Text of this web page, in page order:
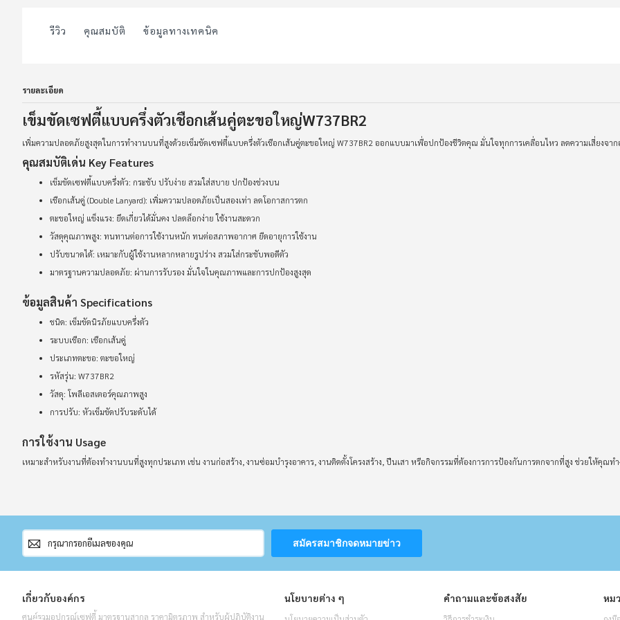
รีวิว คุณสมบัติ ข้อมูลทางเทคนิค
รายละเอียด
เข็มขัดเซฟตี้แบบครึ่งตัวเชือกเส้นคู่ตะขอใหญ่W737BR2
เพิ่มความปลอดภัยสูงสุดในการทำงานบนที่สูงด้วยเข็มขัดเซฟตี้แบบครึ่งตัวเชือกเส้นคู่ตะขอใหญ่ W737BR2 ออกแบบมาเพื่อปกป้องชีวิตคุณ มั่นใจทุกการเคลื่อนไหว ลดความเสี่ยงจา
คุณสมบัติเด่น Key Features
เข็มขัดเซฟตี้แบบครึ่งตัว: กระชับ ปรับง่าย สวมใส่สบาย ปกป้องช่วงบน
เชือกเส้นคู่ (Double Lanyard): เพิ่มความปลอดภัยเป็นสองเท่า ลดโอกาสการตก
ตะขอใหญ่ แข็งแรง: ยึดเกี่ยวได้มั่นคง ปลดล็อกง่าย ใช้งานสะดวก
วัสดุคุณภาพสูง: ทนทานต่อการใช้งานหนัก ทนต่อสภาพอากาศ ยืดอายุการใช้งาน
ปรับขนาดได้: เหมาะกับผู้ใช้งานหลากหลายรูปร่าง สวมใส่กระชับพอดีตัว
มาตรฐานความปลอดภัย: ผ่านการรับรอง มั่นใจในคุณภาพและการปกป้องสูงสุด
ข้อมูลสินค้า Specifications
ชนิด: เข็มขัดนิรภัยแบบครึ่งตัว
ระบบเชือก: เชือกเส้นคู่
ประเภทตะขอ: ตะขอใหญ่
รหัสรุ่น: W737BR2
วัสดุ: โพลีเอสเตอร์คุณภาพสูง
การปรับ: หัวเข็มขัดปรับระดับได้
การใช้งาน Usage
เหมาะสำหรับงานที่ต้องทำงานบนที่สูงทุกประเภท เช่น งานก่อสร้าง, งานซ่อมบำรุงอาคาร, งานติดตั้งโครงสร้าง, ปีนเสา หรือกิจกรรมที่ต้องการการป้องกันการตกจากที่สูง ช่วยให้คุณท
สมัคร
สมาชิก
จดหมาย
ข่าว
สมัครสมาชิกจดหมายข่าว
เกี่ยวกับองค์กร
ศูนย์รวมอุปกรณ์เซฟตี้ มาตรฐานสากล ราคามิตรภาพ สำหรับผู้ปฏิบัติงาน
นโยบายต่าง ๆ คำถามและข้อสงสัย หม